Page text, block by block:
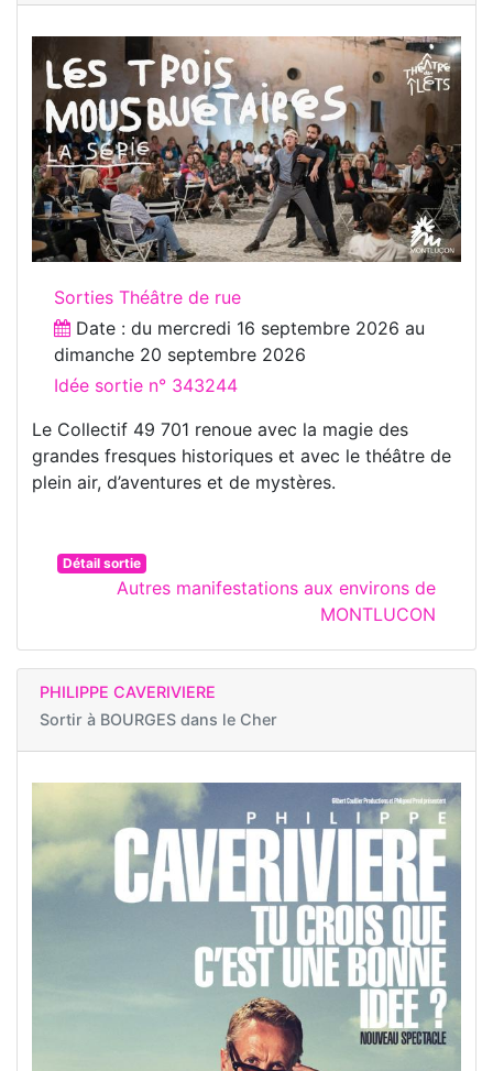
Sorties Théâtre de rue
Date : du mercredi 16 septembre 2026 au
dimanche 20 septembre 2026
Idée sortie n° 343244
Le Collectif 49 701 renoue avec la magie des
grandes fresques historiques et avec le théâtre de
plein air, d’aventures et de mystères.
Détail sortie
Autres manifestations aux environs de
MONTLUCON
PHILIPPE CAVERIVIERE
Sortir à BOURGES dans le Cher